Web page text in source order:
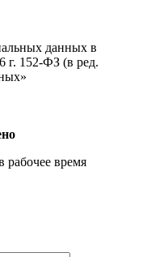
данных в
г. 152-ФЗ (в ред.
рабочее время